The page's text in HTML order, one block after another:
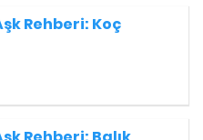
Rehberi: Koç